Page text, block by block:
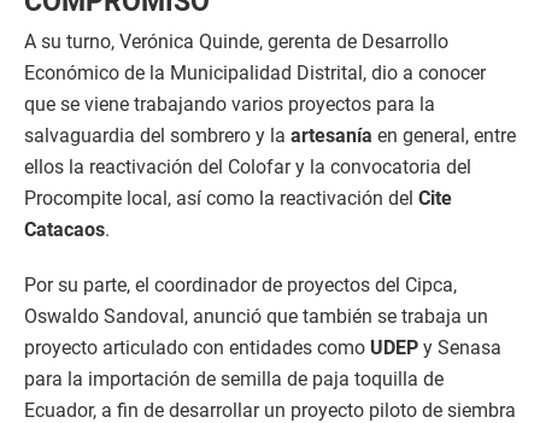
A su turno, Verónica Quinde, gerenta de Desarrollo
Económico de la Municipalidad Distrital, dio a conocer
que se viene trabajando varios proyectos para la
salvaguardia del sombrero y la artesanía en general, entre
ellos la reactivación del Colofar y la convocatoria del
Procompite local, así como la reactivación del Cite
Catacaos.
Por su parte, el coordinador de proyectos del Cipca,
Oswaldo Sandoval, anunció que también se trabaja un
proyecto articulado con entidades como UDEP y Senasa
para la importación de semilla de paja toquilla de
Ecuador, a fin de desarrollar un proyecto piloto de siembra